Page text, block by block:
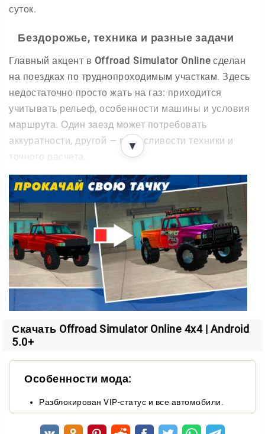
суток.
Бездорожье, техника и разные задачи
Главный акцент в Offroad Simulator Onlineсделан
на поездках по труднопроходимым участкам. Здесь
недостаточно просто жать на газ: приходится
учитывать рельеф, особенности машины и условия
маршрута. Один заезд может потребовать
аккуратности, другой — выносливости техники и
точного расчета.
В игре доступен разный транспорт, поэтому стиль
прохождения можно подстроить под себя. Игроку
предлагают не один универсальный вариант, а
целый набор машин для разных задач.
Что можно выбрать
джипы для более маневренной езды;
грузовики для сложных перевозок;
спецтехнику для отдельных задач;
другие виды транспорта в зависимости от ситуации.
исследовать местность, на другой — перевозить груз
по тяжелому маршруту.
Исследование карты и командная игра
▼
Скачать Offroad Simulator Online 4x4 | Android
5.0+
Особенности мода:
Разблокирован VIP-статус и все автомобили.